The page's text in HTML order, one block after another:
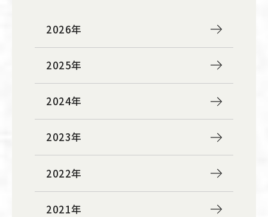
2026年
2025年
2024年
2023年
2022年
2021年